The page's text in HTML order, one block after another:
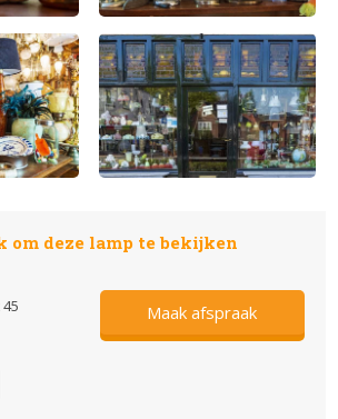
om deze lamp te bekijken
Maak afspraak